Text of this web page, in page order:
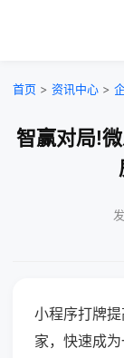
首页 > 资讯中心 >
智赢对局!
小程序打牌
家，快速成